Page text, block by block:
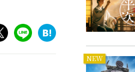
NEW